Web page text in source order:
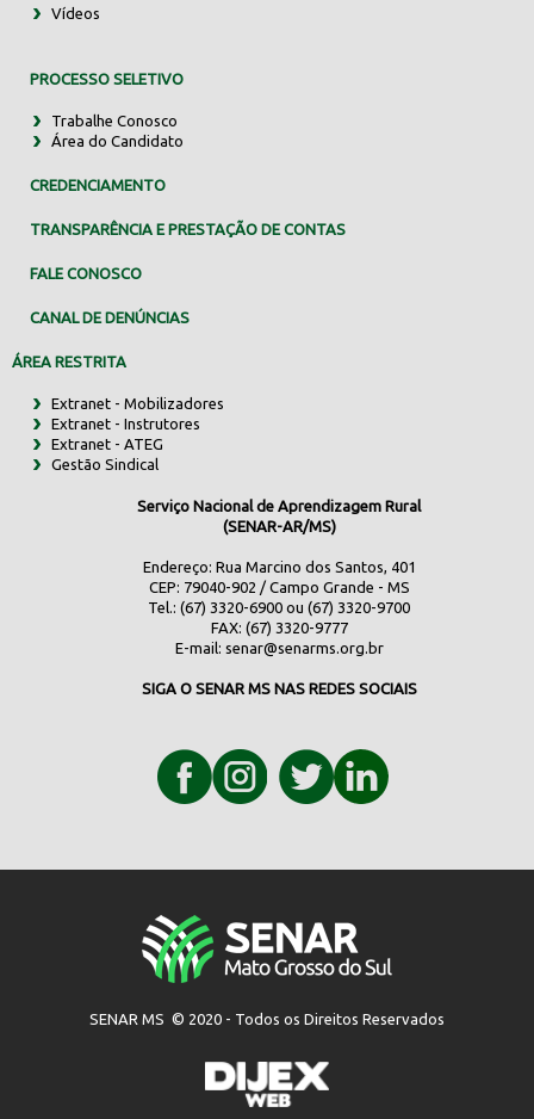
Vídeos
PROCESSO SELETIVO
Trabalhe Conosco
Área do Candidato
CREDENCIAMENTO
TRANSPARÊNCIA E PRESTAÇÃO DE CONTAS
FALE CONOSCO
CANAL DE DENÚNCIAS
ÁREA RESTRITA
Extranet - Mobilizadores
Extranet - Instrutores
Extranet - ATEG
Gestão Sindical
Serviço Nacional de Aprendizagem Rural
(SENAR-AR/MS)
Endereço: Rua Marcino dos Santos, 401
CEP: 79040-902 / Campo Grande - MS
Tel.: (67) 3320-6900 ou (67) 3320-9700
FAX: (67) 3320-9777
E-mail: senar@senarms.org.br
SIGA O SENAR MS NAS REDES SOCIAIS
SENAR MS © 2020 - Todos os Direitos Reservados